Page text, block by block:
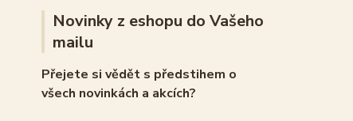
Novinky z eshopu do Vašeho
mailu
Přejete si vědět s předstihem o
všech novinkách a akcích?